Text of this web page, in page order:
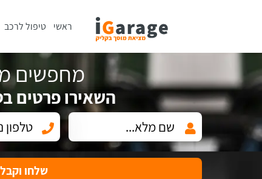
ראשי טיפול לרכב
מחפשים
השאירו פרטים
שלחו